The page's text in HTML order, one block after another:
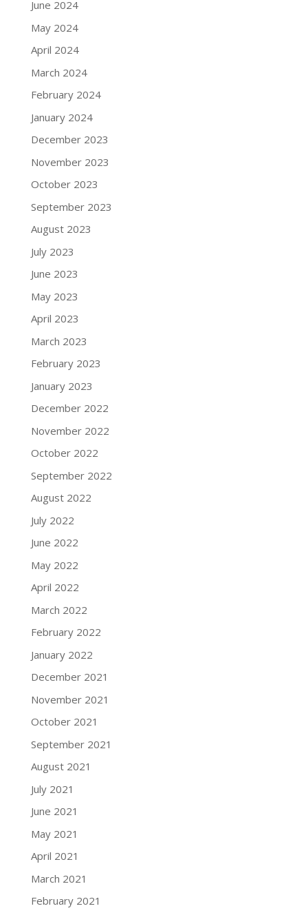
June 2024
May 2024
April 2024
March 2024
February 2024
January 2024
December 2023
November 2023
October 2023
September 2023
August 2023
July 2023
June 2023
May 2023
April 2023
March 2023
February 2023
January 2023
December 2022
November 2022
October 2022
September 2022
August 2022
July 2022
June 2022
May 2022
April 2022
March 2022
February 2022
January 2022
December 2021
November 2021
October 2021
September 2021
August 2021
July 2021
June 2021
May 2021
April 2021
March 2021
February 2021